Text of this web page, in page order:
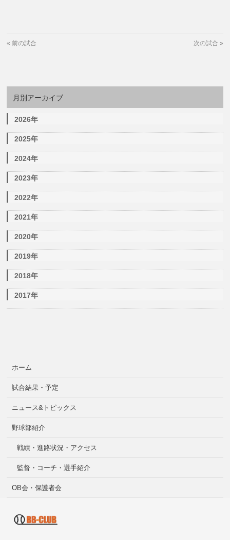
«前の試合 次の試合 »
月別アーカイブ
2026年
2025年
2024年
2023年
2022年
2021年
2020年
2019年
2018年
2017年
ホーム
試合結果・予定
ニュース&トピックス
野球部紹介
戦績・進路状況・アクセス
監督・コーチ・選手紹介
OB会・保護者会